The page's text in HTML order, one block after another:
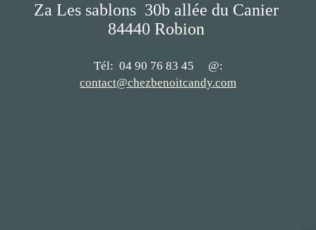
Za Les sablons 30b allée du Canier
84440 Robion
Tél: 04 90 76 83 45 @:
contact@chezbenoitcandy.com